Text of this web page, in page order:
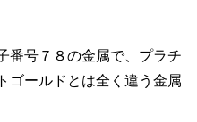
番号７８の金属で、プラチ
ゴールドとは全く違う金属